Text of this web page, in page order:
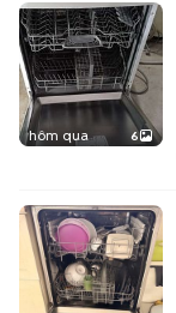
hôm qua 6